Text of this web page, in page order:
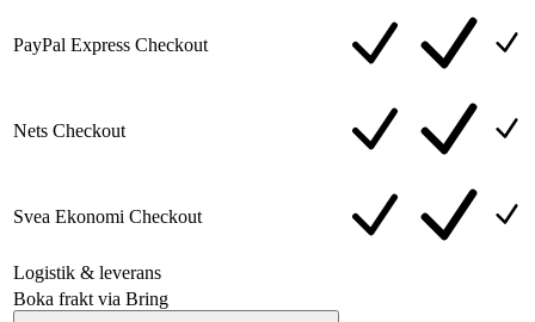
PayPal Express Checkout
Nets Checkout
Svea Ekonomi Checkout
Logistik & leverans
Boka frakt via Bring